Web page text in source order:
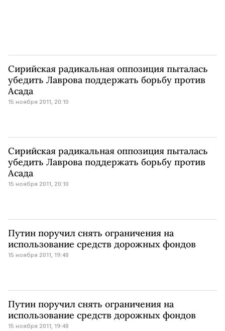
Сирийская радикальная оппозиция пыталась
убедить Лаврова поддержать борьбу против
Асада
15 ноября 2011, 20:10
Сирийская радикальная оппозиция пыталась
убедить Лаврова поддержать борьбу против
Асада
15 ноября 2011, 20:10
Путин поручил снять ограничения на
использование средств дорожных фондов
15 ноября 2011, 19:48
Путин поручил снять ограничения на
использование средств дорожных фондов
15 ноября 2011, 19:48